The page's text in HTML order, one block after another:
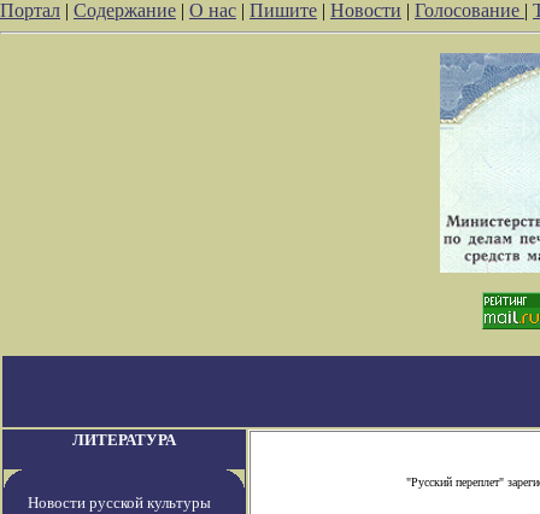
Портал | Содержание | О нас | Пишите | Новости | Голосование |
ЛИТЕРАТУРА
Новости русской культуры
"Русский переплет"